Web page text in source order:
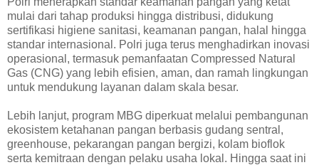
mulai dari tahap produksi hingga distribusi, didukung
sertifikasi higiene sanitasi, keamanan pangan, halal hingga
standar internasional. Polri juga terus menghadirkan inovasi
operasional, termasuk pemanfaatan Compressed Natural
Gas (CNG) yang lebih efisien, aman, dan ramah lingkungan
untuk mendukung layanan dalam skala besar.
Lebih lanjut, program MBG diperkuat melalui pembangunan
ekosistem ketahanan pangan berbasis gudang sentral,
greenhouse, pekarangan pangan bergizi, kolam bioflok
serta kemitraan dengan pelaku usaha lokal. Hingga saat ini